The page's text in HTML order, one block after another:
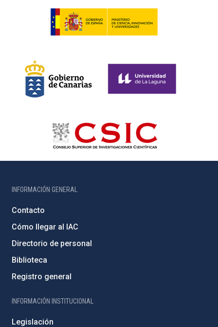
INFORMACIÓN GENERAL
Contacto
Cómo llegar al IAC
Directorio de personal
Biblioteca
Registro general
INFORMACIÓN INSTITUCIONAL
Legislación